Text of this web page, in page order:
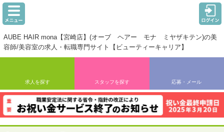
AUBE HAIR mona【宮崎店】(オーブ ヘアー モナ ミヤザキテン)の美
容師/美容室の求人・転職専門サイト【ビューティーキャリア】
求人を探す スタッフを探す 応募・メール